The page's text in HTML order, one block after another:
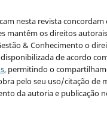
nesta revista concordam
mantêm os direitos
& Conhecimento o
de acordo
, permitindo o
pelo seu uso/citação de
da autoria e publicação